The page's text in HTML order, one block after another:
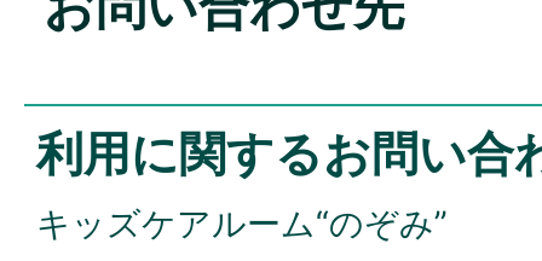
利用に関するお問い合
キッズケアルーム“のぞみ”